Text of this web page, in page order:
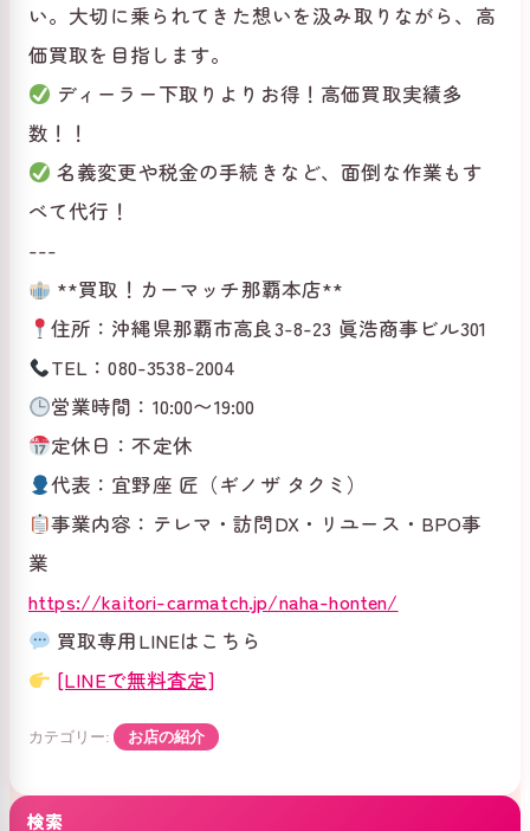
い。大切に乗られてきた想いを汲み取りながら、高
価買取を目指します。
ディーラー下取りよりお得！高価買取実績多
数！！
名義変更や税金の手続きなど、面倒な作業もす
べて代行！
---
**買取！カーマッチ那覇本店**
住所：沖縄県那覇市高良3-8-23 眞浩商事ビル301
TEL：080-3538-2004
営業時間：10:00〜19:00
定休日：不定休
代表：宜野座 匠（ギノザ タクミ）
事業内容：テレマ・訪問DX・リユース・BPO事
業
https://kaitori-carmatch.jp/naha-honten/
買取専用LINEはこちら
[LINEで無料査定]
カテゴリー: お店の紹介
検索